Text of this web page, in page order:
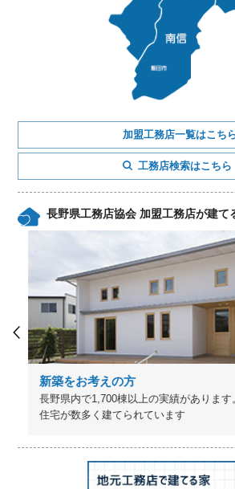
加盟工務店一覧はこち
工務店検索はこちら
長野県工務店協会 加盟工務店が建て
新築をお考えの方
長野県内で1,700棟以上の実績がありま
住宅が数多く建てられています